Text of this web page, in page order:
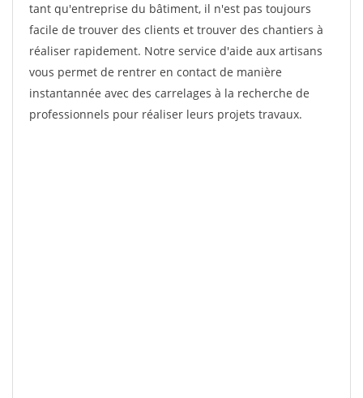
tant qu'entreprise du bâtiment, il n'est pas toujours
facile de trouver des clients et trouver des chantiers à
réaliser rapidement. Notre service d'aide aux artisans
vous permet de rentrer en contact de manière
instantannée avec des carrelages à la recherche de
professionnels pour réaliser leurs projets travaux.